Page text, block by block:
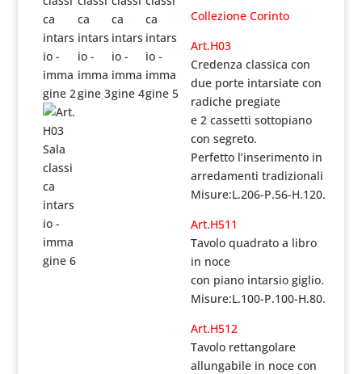
Collezione Corinto
Art.H03
Credenza classica con
due porte intarsiate con
radiche pregiate
e 2 cassetti sottopiano
con segreto.
Perfetto l’inserimento in
arredamenti tradizionali
Misure:L.206-P.56-H.120.
Art.H511
Tavolo quadrato a libro
in noce
con piano intarsio giglio.
Misure:L.100-P.100-H.80.
Art.H512
Tavolo rettangolare
allungabile in noce con